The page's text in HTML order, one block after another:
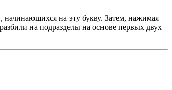
на эту букву. Затем, нажимая
на подразделы на основе первых двух